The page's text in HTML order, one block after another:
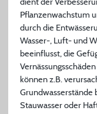
Pflanzenwachstum
durch die
Wasser-, Luft- und
beeinflusst, die
können z.B.
Grundwasserstände
Stauwasser oder